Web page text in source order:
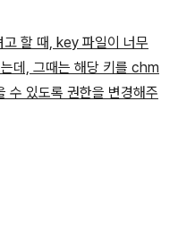
할 때, key 파일이 너무
데, 그때는 해당 키를 chm
있도록 권한을 변경해주